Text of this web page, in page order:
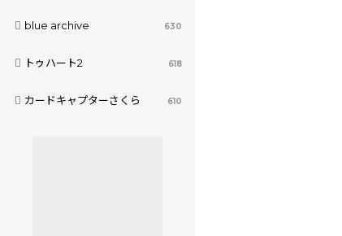
blue archive 630
トゥハート2 618
カードキャプターさくら 610